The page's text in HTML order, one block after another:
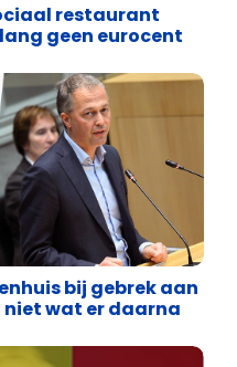
restaurant
geen eurocent
bij gebrek aan
niet wat er daarna